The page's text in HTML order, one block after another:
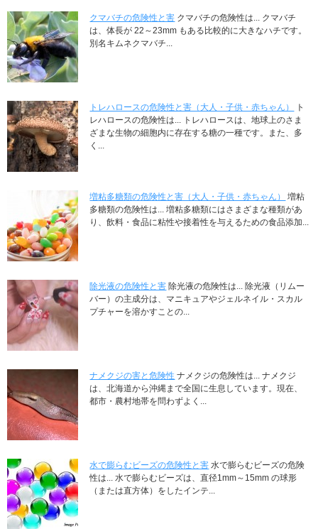
クマバチの危険性と害 クマバチの危険性は... クマバチ
は、体長が 22～23mm もある比較的に大きなハチです。
別名キムネクマバチ...
トレハロースの危険性と害（大人・子供・赤ちゃん）
ト
レハロースの危険性は... トレハロースは、地球上のさま
ざまな生物の細胞内に存在する糖の一種です。また、多
く...
増粘多糖類の危険性と害（大人・子供・赤ちゃん）
増粘
多糖類の危険性は... 増粘多糖類にはさまざまな種類があ
り、飲料・食品に粘性や接着性を与えるための食品添加...
除光液の危険性と害 除光液の危険性は... 除光液（リムー
バー）の主成分は、マニキュアやジェルネイル・スカル
プチャーを溶かすことの...
ナメクジの害と危険性 ナメクジの危険性は... ナメクジ
は、北海道から沖縄まで全国に生息しています。現在、
都市・農村地帯を問わずよく...
水で膨らむビーズの危険性と害 水で膨らむビーズの危険
性は... 水で膨らむビーズは、直径1mm～15mm の球形
（または直方体）をしたインテ...